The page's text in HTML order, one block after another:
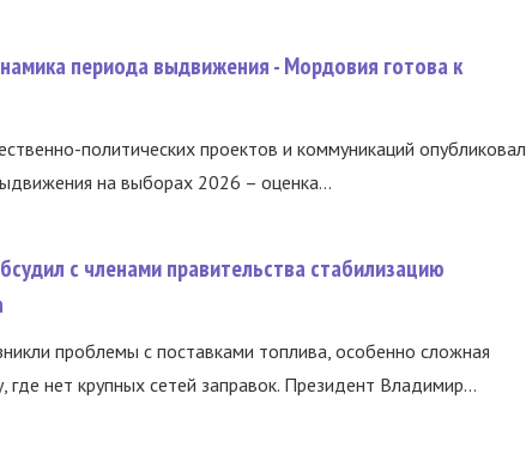
периода выдвижения - Мордовия готова к
политических проектов и коммуникаций опубликовал
на выборах 2026 – оценка...
с членами правительства стабилизацию
проблемы с поставками топлива, особенно сложная
где нет крупных сетей заправок. Президент Владимир...